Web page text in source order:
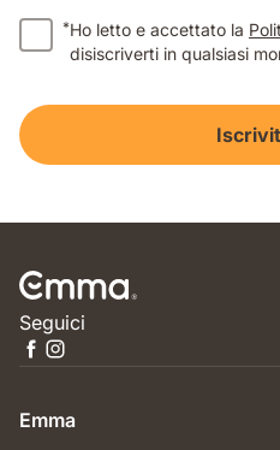
*Ho letto e accettato la
disiscriverti in qualsiasi
Seguici
Emma